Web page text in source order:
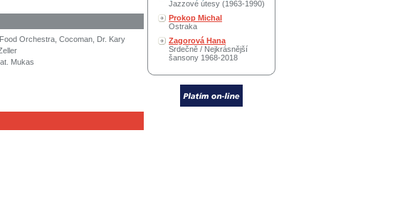
Orchestra, Cocoman, Dr. Kary
Mukas
Jazzové útesy (1963-1990)
Prokop Michal
Ostraka
Zagorová Hana
Srdečně / Nejkrásnější
šansony 1968-2018